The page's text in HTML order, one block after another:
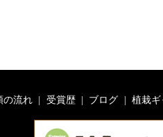
の流れ 受賞歴 ブログ 植栽ギ